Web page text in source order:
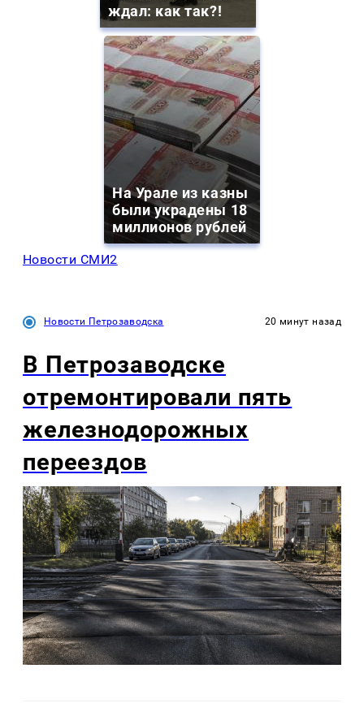
ждал: как так?!
На Урале из казны
были украдены 18
миллионов рублей
Новости СМИ2
Новости Петрозаводска 20 минут назад
В Петрозаводске
отремонтировали пять
железнодорожных
переездов